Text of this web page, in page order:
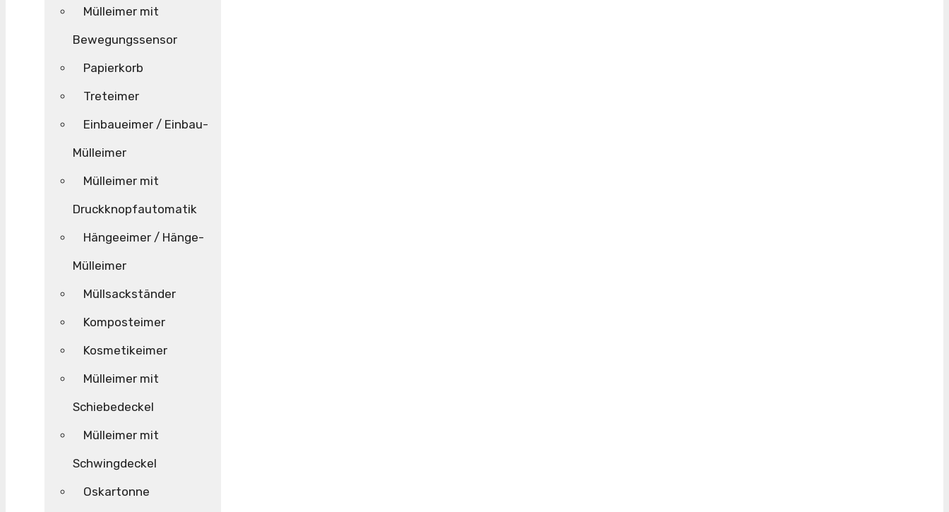
Mülleimer mit
Bewegungssensor
Papierkorb
Treteimer
Einbaueimer / Einbau-
Mülleimer
Mülleimer mit
Druckknopfautomatik
Hängeeimer / Hänge-
Mülleimer
Müllsackständer
Komposteimer
Kosmetikeimer
Mülleimer mit
Schiebedeckel
Mülleimer mit
Schwingdeckel
Oskartonne